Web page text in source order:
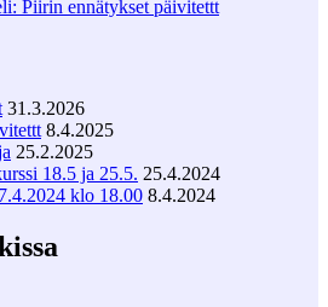
Piirin ennätykset päivitettt
31.3.2026
8.4.2025
25.2.2025
18.5 ja 25.5. 25.4.2024
klo 18.00 8.4.2024